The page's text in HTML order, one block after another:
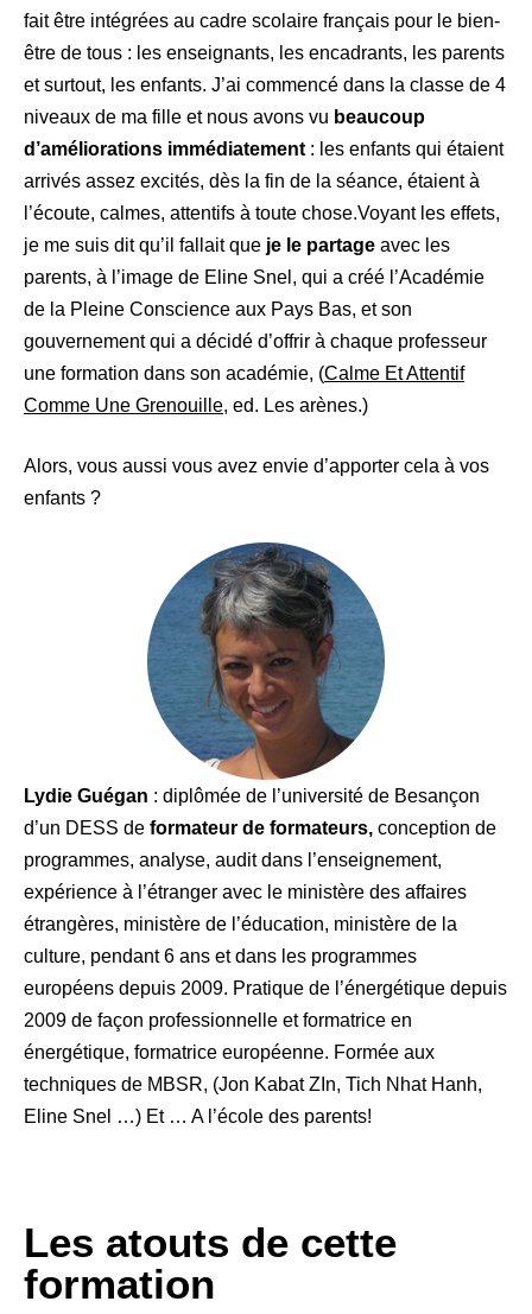
fait être intégrées au cadre scolaire français pour le bien-
être de tous : les enseignants, les encadrants, les parents
et surtout, les enfants. J’ai commencé dans la classe de 4
niveaux de ma fille et nous avons vu beaucoup
d’améliorations immédiatement : les enfants qui étaient
arrivés assez excités, dès la fin de la séance, étaient à
l’écoute, calmes, attentifs à toute chose.Voyant les effets,
je me suis dit qu’il fallait que je le partage avec les
parents, à l’image de Eline Snel, qui a créé l’Académie
de la Pleine Conscience aux Pays Bas, et son
gouvernement qui a décidé d’offrir à chaque professeur
une formation dans son académie, (Calme Et Attentif
Comme Une Grenouille, ed. Les arènes.)
Alors, vous aussi vous avez envie d’apporter cela à vos
enfants ?
Lydie Guégan : diplômée de l’université de Besançon
d’un DESS de formateur de formateurs, conception de
programmes, analyse, audit dans l’enseignement,
expérience à l’étranger avec le ministère des affaires
étrangères, ministère de l’éducation, ministère de la
culture, pendant 6 ans et dans les programmes
européens depuis 2009. Pratique de l’énergétique depuis
2009 de façon professionnelle et formatrice en
énergétique, formatrice européenne. Formée aux
techniques de MBSR, (Jon Kabat ZIn, Tich Nhat Hanh,
Eline Snel …) Et … A l’école des parents!
Les atouts de cette
formation